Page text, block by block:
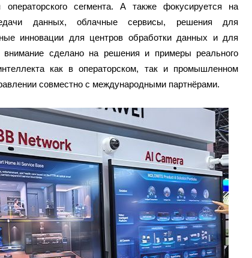
сегмента. А также фокусируется на
данных, облачные сервисы, решения для
инновации для центров обработки данных и для
сделано на решения и примеры реального
как в операторском, так и промышленном
совместно с международными партнёрами.